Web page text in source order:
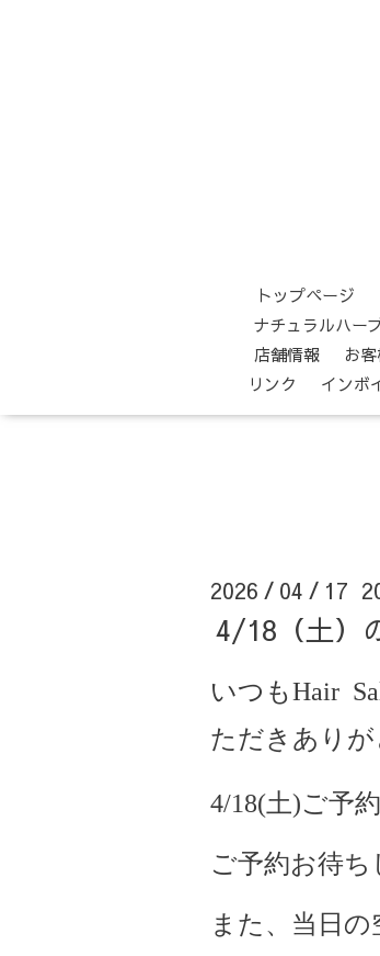
トップページ
ナチュラルハー
店舗情報
お
リンク
インボ
2026 / 04 / 17
4/18（土）
いつもHair
ただきありが
4/18(土)ご予
ご予約お待ち
また、当日